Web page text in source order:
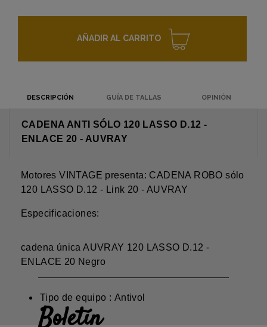
AÑADIR AL CARRITO
DESCRIPCIÓN GUÍA DE TALLAS OPINIÓN
CADENA ANTI SÓLO 120 LASSO D.12 -
ENLACE 20 - AUVRAY
Motores VINTAGE presenta: CADENA ROBO sólo
120 LASSO D.12 - Link 20 - AUVRAY
Especificaciones:
cadena única AUVRAY 120 LASSO D.12 -
ENLACE 20 Negro
Tipo de equipo : Antivol
Boletín